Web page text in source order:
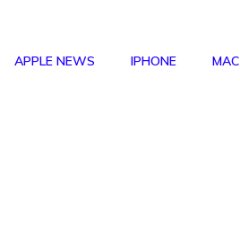
APPLE NEWS IPHONE MAC